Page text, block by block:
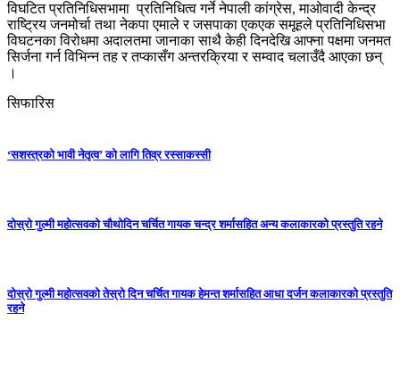
विघटित प्रतिनिधिसभामा प्रतिनिधित्व गर्ने नेपाली कांग्रेस, माओवादी केन्द्र
राष्ट्रिय जनमोर्चा तथा नेकपा एमाले र जसपाका एकएक समूहले प्रतिनिधिसभा
विघटनका विरोधमा अदालतमा जानाका साथै केही दिनदेखि आफ्ना पक्षमा जनमत
सिर्जना गर्न विभिन्न तह र तप्कासँग अन्तरक्रिया र सम्वाद चलाउँदै आएका छन्
।
सिफारिस
‘सशस्त्रको भावी नेतृत्व’ को लागि तिव्र रस्साकस्सी
दोस्रो गुल्मी महोत्सवको चौथोदिन चर्चित गायक चन्द्र शर्मासहित अन्य कलाकारको प्रस्तुति रहने
दोस्रो गुल्मी महोत्सवको तेस्रो दिन चर्चित गायक हेमन्त शर्मासहित आधा दर्जन कलाकारको प्रस्तुति
रहने